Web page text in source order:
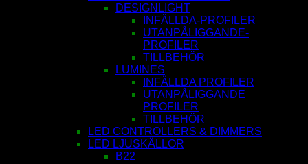
DESIGNLIGHT
INFÄLLDA-PROFILER
UTANPÅLIGGANDE-
PROFILER
TILLBEHÖR
LUMINES
INFÄLLDA PROFILER
UTANPÅLIGGANDE
PROFILER
TILLBEHÖR
LED CONTROLLERS & DIMMERS
LED LJUSKÄLLOR
B22